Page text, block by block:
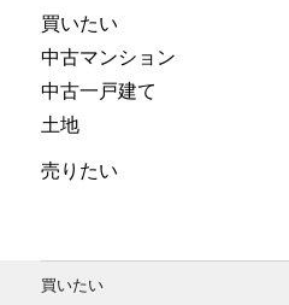
買いたい
中古マンション
中古一戸建て
土地
売りたい
買いたい